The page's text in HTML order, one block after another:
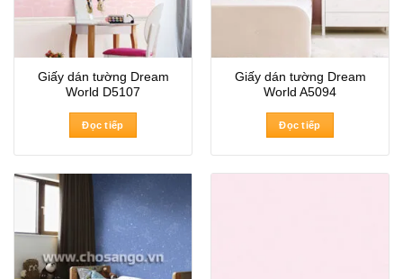
Giấy dán tường Dream
World D5107
Đọc tiếp
Giấy dán tường Dream
World A5094
Đọc tiếp